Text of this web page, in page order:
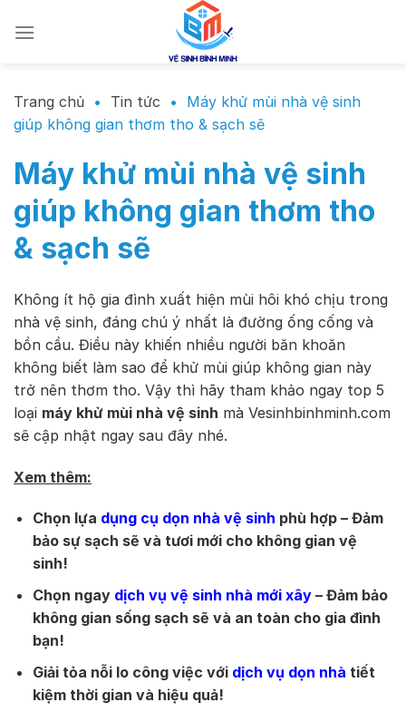
đến
Trang chủ • Tin tức •
Máy khử mùi nhà vệ sinh
giúp không gian thơm tho & sạch sẽ
Máy khử mùi nhà vệ sinh
giúp không gian thơm tho
& sạch sẽ
Không ít hộ gia đình xuất hiện mùi hôi khó chịu trong
nhà vệ sinh, đáng chú ý nhất là đường ống cống và
bồn cầu. Điều này khiến nhiều người băn khoăn
không biết làm sao để khử mùi giúp không gian này
trở nên thơm tho. Vậy thì hãy tham khảo ngay top 5
loại máy khử mùi nhà vệ sinh mà Vesinhbinhminh.com
sẽ cập nhật ngay sau đây nhé.
Xem thêm:
Chọn lựa dụng cụ dọn nhà vệ sinh phù hợp – Đảm
bảo sự sạch sẽ và tươi mới cho không gian vệ
sinh!
Chọn ngay dịch vụ vệ sinh nhà mới xây– Đảm bảo
không gian sống sạch sẽ và an toàn cho gia đình
bạn!
Giải tỏa nỗi lo công việc với dịch vụ dọn nhà tiết
kiệm thời gian và hiệu quả!